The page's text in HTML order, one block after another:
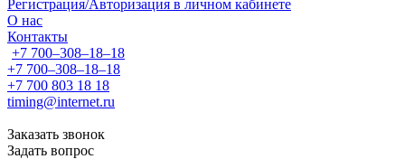
Регистрация/Авторизация в личном кабинете
О нас
Контакты
+7 700‒308‒18‒18
+7 700‒308‒18‒18
+7 700 803 18 18
timing@internet.ru
Заказать звонок
Задать вопрос